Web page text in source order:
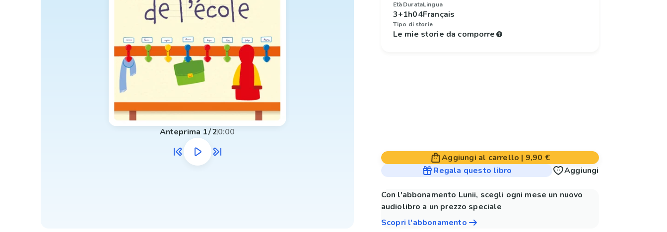
Anteprima 1/20:00
Età
3+
Durata
1h04
Lingua
Français
Tipo di storie
Le mie storie da comporre
Aggiungi al carrello | 9,90 €
Regala questo libro
Aggiungi
Con l'abbonamento Lunii, scegli ogni mese un nuovo
audiolibro a un prezzo speciale
Scopri l'abbonamento